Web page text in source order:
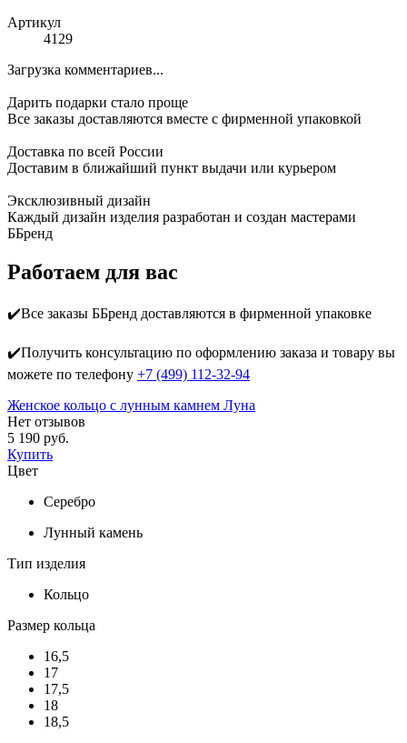
Артикул
4129
Загрузка комментариев...
Дарить подарки стало проще
Все заказы доставляются вместе c фирменной упаковкой
Доставка по всей России
Доставим в ближайший пункт выдачи или курьером
Эксклюзивный дизайн
Каждый дизайн изделия разработан и создан мастерами
ББренд
Работаем для вас
✔️Все заказы ББренд доставляются в фирменной упаковке
✔️Получить консультацию по оформлению заказа и товару вы
можете по телефону +7 (499) 112-32-94
Женское кольцо с лунным камнем Луна
Нет отзывов
5 190 руб.
Купить
Цвет
Серебро
Лунный камень
Тип изделия
Кольцо
Размер кольца
16,5
17
17,5
18
18,5